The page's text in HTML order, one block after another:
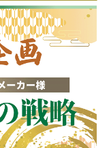
ンター